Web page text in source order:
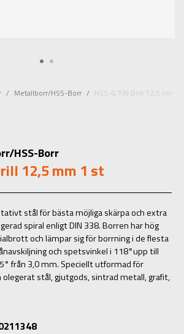
Metallborr/HSS-Borr HSS-G TiN Drill 12,5 mm 1
HSS-Borr
12,5 mm 1 st
stål för bästa möjliga skärpa och extra
spiral enligt DIN 338. Borren har hög
och lämpar sig för borrning i de flesta
och spetsvinkel i 118°upp till
från 3,0 mm. Speciellt utformad för
olegerat stål, gjutgods, sintrad metall, grafit,